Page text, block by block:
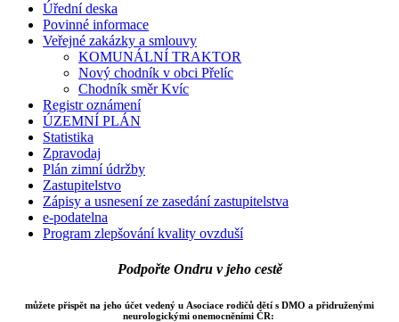
Úřední deska
Povinné informace
Veřejné zakázky a smlouvy
KOMUNÁLNÍ TRAKTOR
Nový chodník v obci Přelíc
Chodník směr Kvíc
Registr oznámení
ÚZEMNÍ PLÁN
Statistika
Zpravodaj
Plán zimní údržby
Zastupitelstvo
Zápisy a usnesení ze zasedání zastupitelstva
e-podatelna
Program zlepšování kvality ovzduší
Podpořte Ondru v jeho cestě
můžete přispět na jeho účet vedený u Asociace rodičů dětí s DMO a přidruženými
neurologickými onemocněními ČR: